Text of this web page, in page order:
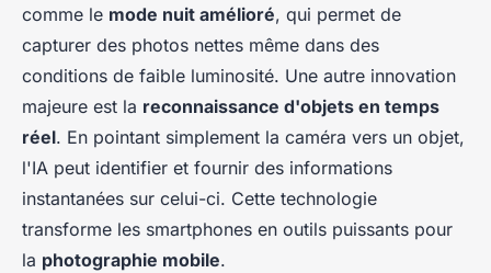
comme le mode nuit amélioré, qui permet de
capturer des photos nettes même dans des
conditions de faible luminosité. Une autre innovation
majeure est la reconnaissance d'objets en temps
réel. En pointant simplement la caméra vers un objet,
l'IA peut identifier et fournir des informations
instantanées sur celui-ci. Cette technologie
transforme les smartphones en outils puissants pour
la photographie mobile.